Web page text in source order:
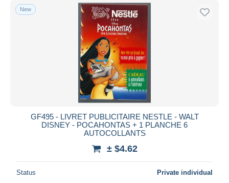
New
GF495 - LIVRET PUBLICITAIRE NESTLE - WALT
DISNEY - POCAHONTAS + 1 PLANCHE 6
AUTOCOLLANTS
± $4.62
Status Private individual